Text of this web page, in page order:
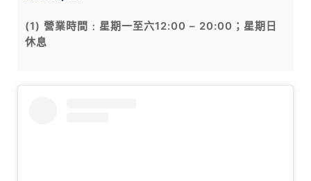
(1) 營業時間﹕星期一至六12:00 – 20:00；星期日
休息